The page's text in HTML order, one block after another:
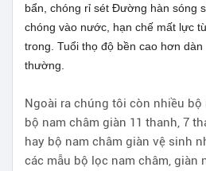
bẩn, chóng rỉ sét Đường hàn sóng
chóng vào nước, hạn chế mất lực
trong. Tuổi thọ độ bền cao hơn
thường.
Ngoài ra chúng tôi còn nhiều
bộ nam châm giàn 11 thanh, 7
hay bộ nam châm giàn vệ sinh
các mẫu bộ lọc nam châm, giàn